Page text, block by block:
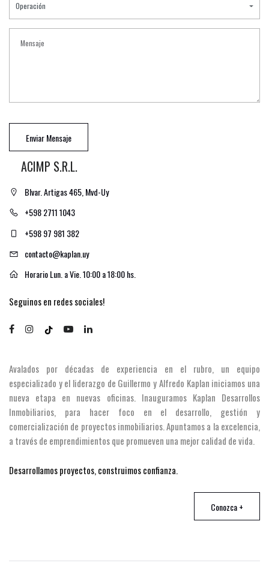
Operación
Enviar Mensaje
ACIMP S.R.L.
Blvar. Artigas 465, Mvd-Uy
+598 2711 1043
+598 97 981 382
contacto@kaplan.uy
Horario Lun. a Vie. 10:00 a 18:00 hs.
Seguinos en redes sociales!
Avalados por décadas de experiencia en el rubro, un equipo
especializado y el liderazgo de Guillermo y Alfredo Kaplan iniciamos una
nueva etapa en nuevas oficinas. Inauguramos Kaplan Desarrollos
Inmobiliarios, para hacer foco en el desarrollo, gestión y
comercialización de proyectos inmobiliarios. Apuntamos a la excelencia,
a través de emprendimientos que promueven una mejor calidad de vida.
Desarrollamos proyectos, construimos confianza.
Conozca +